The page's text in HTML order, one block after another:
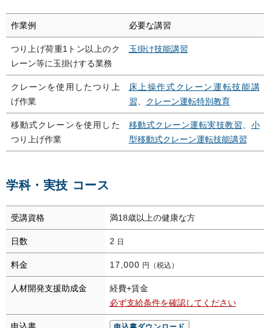
作業例 必要な講習
つり上げ荷重1トン以上のク
レーン等に玉掛けする業務
玉掛け技能講習
クレーンを使用したつり上
げ作業
床上操作式クレーン運転技能講
習
クレーン運転特別教育
移動式クレーンを使用した
つり上げ作業
移動式クレーン運転実技教習
小
型移動式クレーン運転技能講習
学科・実技 コース
受講資格 満18歳以上の健康な方
日数 2 日
料金 17,000 円（税込）
人材開発支援助成金
経費+賃金
必ず支給条件を確認してください